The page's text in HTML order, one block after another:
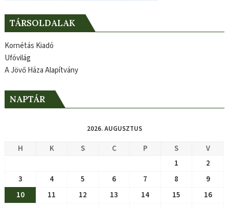
TÁRSOLDALAK
Kornétás Kiadó
Ufóvilág
A Jövő Háza Alapítvány
NAPTÁR
2026. AUGUSZTUS
H K S C P S
V
1
2
3
4 5 6 7 8
9
10
11 12 13 14 15
16